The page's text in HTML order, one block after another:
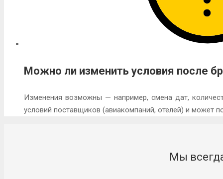
Можно ли изменить условия после
Изменения возможны — например, смена дат,
условий поставщиков (авиакомпаний, отелей) и может
Мы